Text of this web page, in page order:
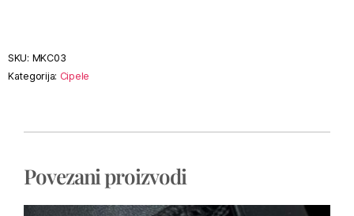
SKU: MKC03
Kategorija: Cipele
Povezani proizvodi